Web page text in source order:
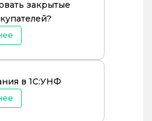
закрытые
в 1С:УНФ